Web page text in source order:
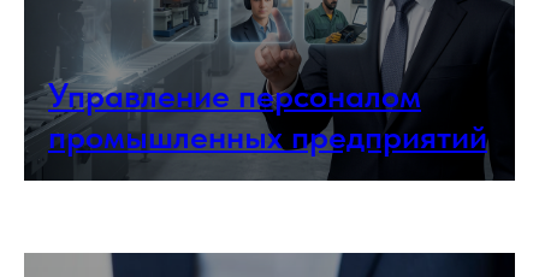
Управление персоналом
промышленных предприятий